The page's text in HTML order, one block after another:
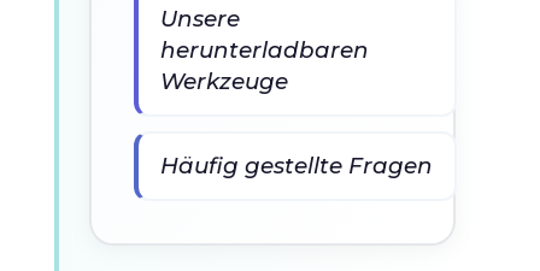
Unsere
herunterladbaren
Werkzeuge
Häufig gestellte Fragen